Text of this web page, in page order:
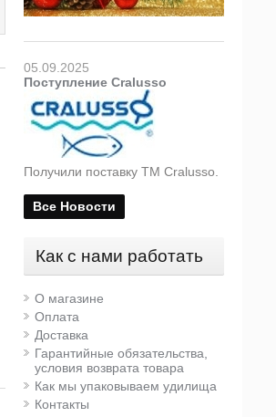
поплавка Cralusso 2006
05.09.2025
Поступление Cralusso
Получили поставку ТМ Cralusso.
Все Новости
Как с нами работать
О магазине
Оплата
Доставка
Гарантийные обязательства,
условия возврата товара
Как мы упаковываем удилища
Контакты